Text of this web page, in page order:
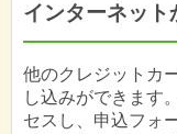
インターネット
他のクレジットカ
し込みができます
セスし、申込フォ